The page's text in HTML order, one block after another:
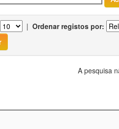
| Ordenar registos por:
A pesquisa